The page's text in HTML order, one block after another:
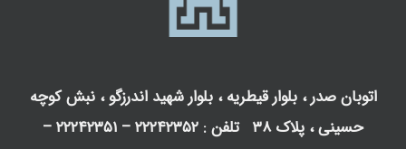
اتوبان صدر ، بلوار قیطریه ، بلوار شهید اندرزگو ، نبش کوچه
۲۲۲۰۱۲۲۰